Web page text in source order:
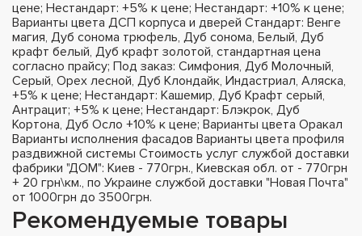
цене; Нестандарт: +5% к цене; Нестандарт: +10% к цене;
Варианты цвета ДСП корпуса и дверей Стандарт: Венге
магия, Дуб сонома трюфель, Дуб сонома, Белый, Дуб
крафт белый, Дуб крафт золотой, стандартная цена
согласно прайсу; Под заказ: Симфония, Дуб Молочный,
Серый, Орех лесной, Дуб Клондайк, Индастриал, Аляска,
+5% к цене; Нестандарт: Кашемир, Дуб Крафт серый,
Антрацит; +5% к цене; Нестандарт: Блэкрок, Дуб
Кортона, Дуб Осло +10% к цене; Варианты цвета Оракал
Варианты исполнения фасадов Варианты цвета профиля
раздвижной системы Стоимость услуг службой доставки
фабрики "ДОМ": Киев - 770грн., Киевская обл. от - 770грн
+ 20 грн\км., по Украине службой доставки "Новая Почта"
от 1000грн до 3500грн.
Рекомендуемые товары